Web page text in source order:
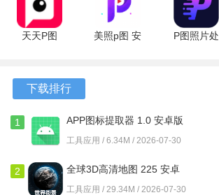
卓版
天天P图
美照p图 安
P图照片处
下载排行
1 APP图标提取器 1.0 安卓版
工具应用 / 6.34M / 2026-07-30
2
全球3D高清地图 225 安卓
版
工具应用 / 29.34M / 2026-07-30